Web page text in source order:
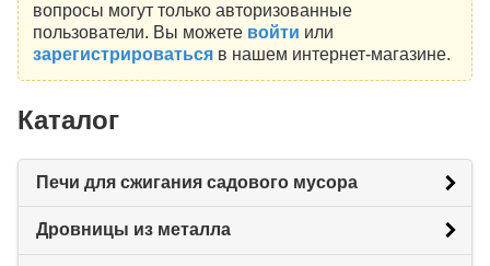
вопросы могут только авторизованные
пользователи. Вы можете войти или
зарегистрироватьсяв нашем интернет-магазине.
Каталог
Печи для сжигания садового мусора
Дровницы из металла